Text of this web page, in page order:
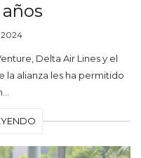
2024
Delta Air Lines y el
la alianza les ha permitido